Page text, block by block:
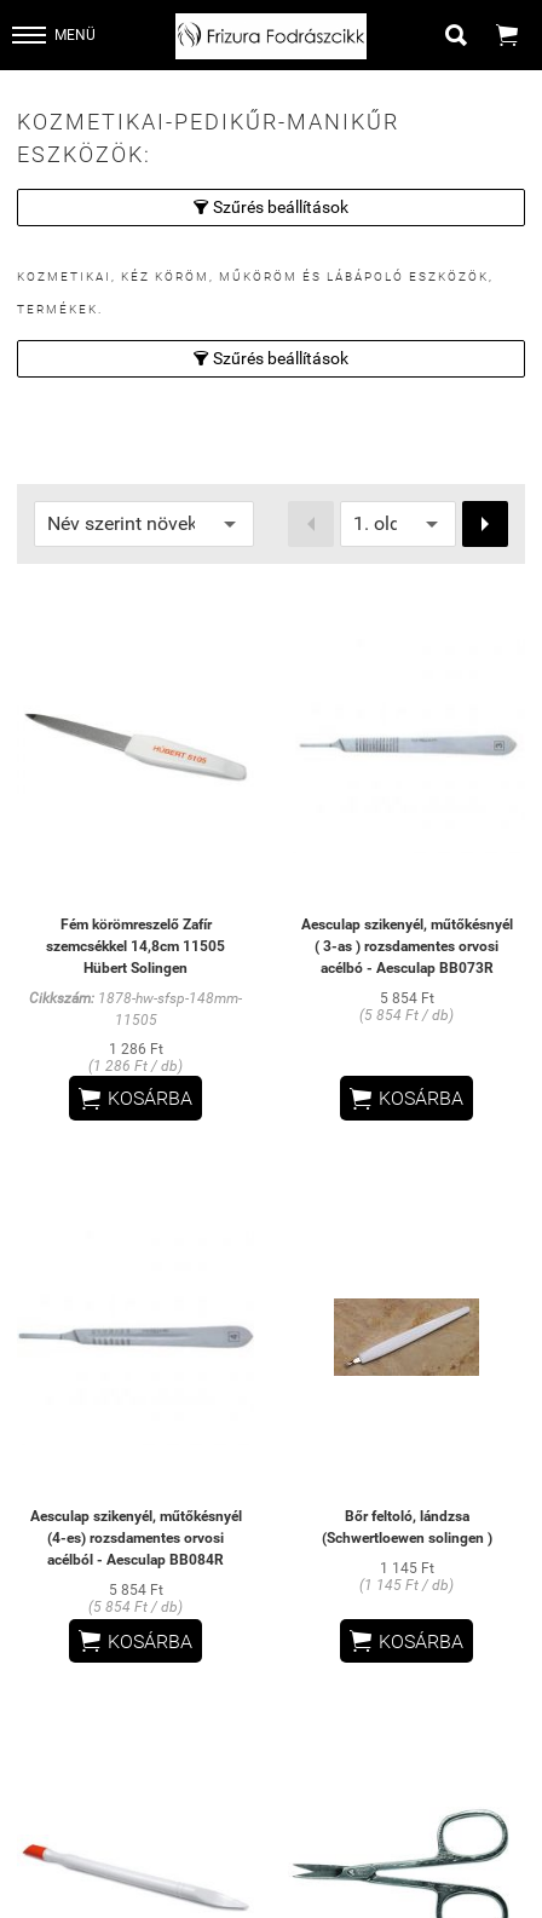
MENÜ  
KOZMETIKAI-PEDIKŰR-MANIKŰR
ESZKÖZÖK:
 Szűrés beállítások
KOZMETIKAI, KÉZ KÖRÖM, MŰKÖRÖM ÉS LÁBÁPOLÓ ESZKÖZÖK,
TERMÉKEK.
 Szűrés beállítások
 
Fém körömreszelő Zafír
szemcsékkel 14,8cm 11505
Hübert Solingen
Cikkszám: 1878-hw-sfsp-148mm-
11505
1 286 Ft
(1 286 Ft / db)
 KOSÁRBA
Aesculap szikenyél, műtőkésnyél
( 3-as ) rozsdamentes orvosi
acélbó - Aesculap BB073R
5 854 Ft
(5 854 Ft / db)
 KOSÁRBA
Aesculap szikenyél, műtőkésnyél
(4-es) rozsdamentes orvosi
acélból - Aesculap BB084R
5 854 Ft
(5 854 Ft / db)
 KOSÁRBA
Bőr feltoló, lándzsa
(Schwertloewen solingen )
1 145 Ft
(1 145 Ft / db)
 KOSÁRBA